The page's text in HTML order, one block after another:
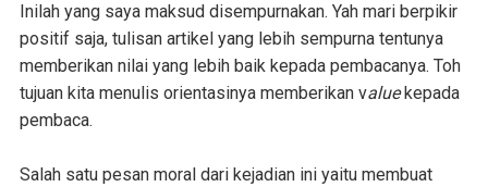
Inilah yang saya maksud disempurnakan. Yah mari berpikir
positif saja, tulisan artikel yang lebih sempurna tentunya
memberikan nilai yang lebih baik kepada pembacanya. Toh
tujuan kita menulis orientasinya memberikan valuekepada
pembaca.
Salah satu pesan moral dari kejadian ini yaitu membuat